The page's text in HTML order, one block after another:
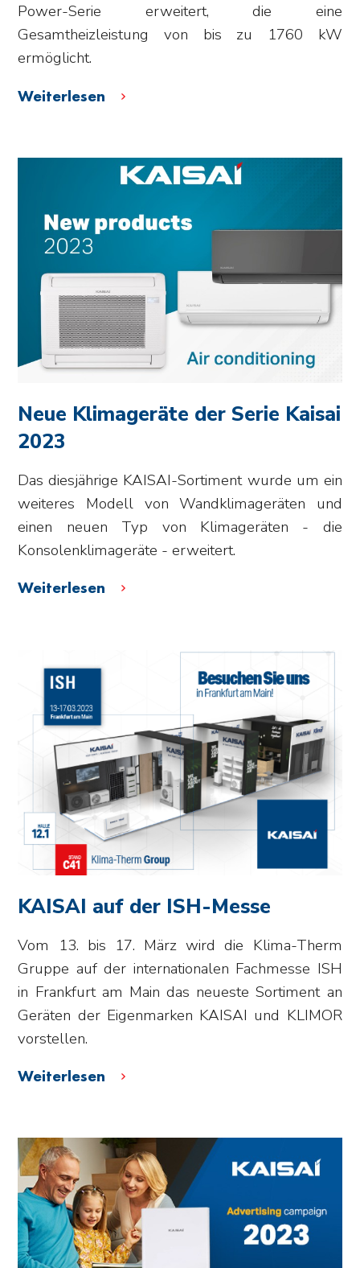
Power-Serie erweitert, die eine
Gesamtheizleistung von bis zu 1760 kW
ermöglicht.
Weiterlesen
Neue Klimageräte der Serie Kaisai
2023
Das diesjährige KAISAI-Sortiment wurde um ein
weiteres Modell von Wandklimageräten und
einen neuen Typ von Klimageräten - die
Konsolenklimageräte - erweitert.
Weiterlesen
KAISAI auf der ISH-Messe
Vom 13. bis 17. März wird die Klima-Therm
Gruppe auf der internationalen Fachmesse ISH
in Frankfurt am Main das neueste Sortiment an
Geräten der Eigenmarken KAISAI und KLIMOR
vorstellen.
Weiterlesen